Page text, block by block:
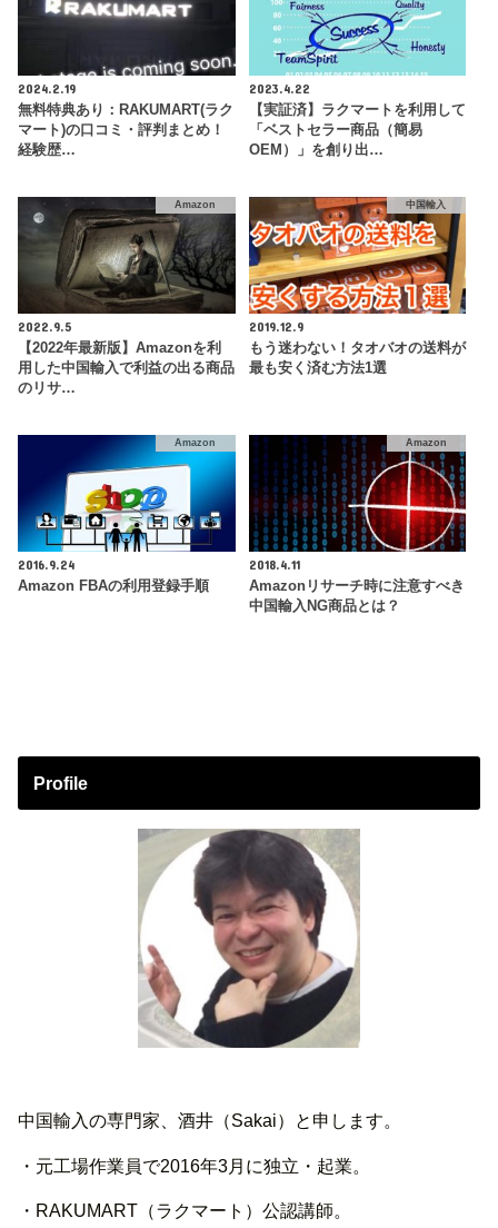
2024.2.19
無料特典あり：RAKUMART(ラク
マート)の口コミ・評判まとめ！
経験歴…
2023.4.22
【実証済】ラクマートを利用して
「ベストセラー商品（簡易
OEM）」を創り出…
Amazon
2022.9.5
【2022年最新版】Amazonを利
用した中国輸入で利益の出る商品
のリサ…
中国輸入
2019.12.9
もう迷わない！タオバオの送料が
最も安く済む方法1選
Amazon
2016.9.24
Amazon FBAの利用登録手順
Amazon
2018.4.11
Amazonリサーチ時に注意すべき
中国輸入NG商品とは？
Profile
中国輸入の専門家、酒井（Sakai）と申します。
・元工場作業員で2016年3月に独立・起業。
・RAKUMART（ラクマート）公認講師。